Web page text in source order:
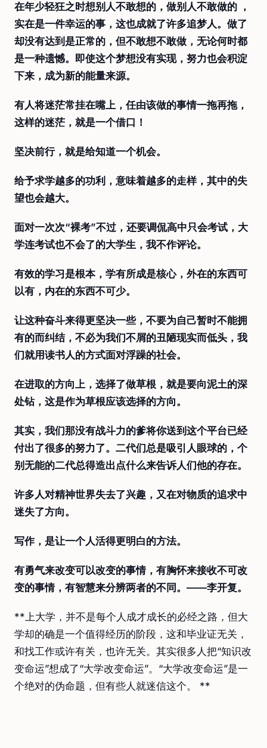
在年少轻狂之时想别人不敢想的，做别人不敢做的 ，
实在是一件幸运的事，这也成就了许多追梦人。做了
却没有达到是正常的，但不敢想不敢做，无论何时都
是一种遗憾。即使这个梦想没有实现，努力也会积淀
下来，成为新的能量来源。
有人将迷茫常挂在嘴上，任由该做的事情一拖再拖，
这样的迷茫，就是一个借口！
坚决前行，就是给知道一个机会。
给予求学越多的功利，意味着越多的走样，其中的失
望也会越大。
面对一次次“裸考”不过，还要调侃高中只会考试，大
学连考试也不会了的大学生，我不作评论。
有效的学习是根本，学有所成是核心，外在的东西可
以有，内在的东西不可少。
让这种奋斗来得更坚决一些，不要为自己暂时不能拥
有的而纠结，不必为我们不屑的丑陋现实而低头，我
们就用读书人的方式面对浮躁的社会。
在进取的方向上，选择了做草根，就是要向泥土的深
处钻，这是作为草根应该选择的方向。
其实，我们那没有战斗力的爹将你送到这个平台已经
付出了很多的努力了。二代们总是吸引人眼球的，个
别无能的二代总得造出点什么来告诉人们他的存在。
许多人对精神世界失去了兴趣，又在对物质的追求中
迷失了方向。
写作，是让一个人活得更明白的方法。
有勇气来改变可以改变的事情，有胸怀来接收不可改
变的事情，有智慧来分辨两者的不同。——李开复。
**上大学，并不是每个人成才成长的必经之路，但大
学却的确是一个值得经历的阶段，这和毕业证无关，
和找工作或许有关，也许无关。其实很多人把“知识改
变命运”想成了“大学改变命运”。“大学改变命运”是一
个绝对的伪命题，但有些人就迷信这个。 **